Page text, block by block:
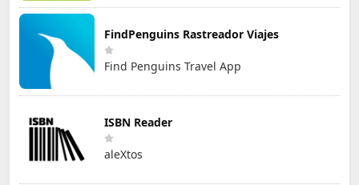
FindPenguins Rastreador Viajes
Find Penguins Travel App
ISBN Reader
aleXtos